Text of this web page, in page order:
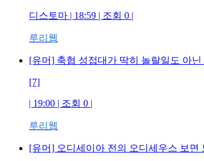
디스토마 | 18:59 | 조회 0 |
루리웹
[유머] 축협 성접대가 딱히 놀랄일도 아닌
[7]
| 19:00 | 조회 0 |
루리웹
[유머] 오디세이아 전의 오디세우스 보면